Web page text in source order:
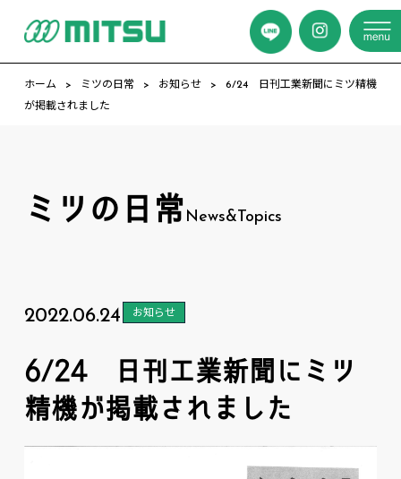
ホーム ミツの日常 お知らせ
6/24 日刊工業新聞にミツ精機
が掲載されました
ミツの日常News&Topics
2022.06.24 お知らせ
6/24 日刊工業新聞にミツ
精機が掲載されました